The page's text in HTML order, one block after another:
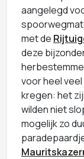
aangelegd
met de
deze
voor heel
kregen: het
wilden niet
mogelijk zo